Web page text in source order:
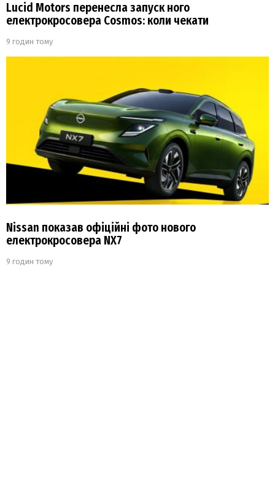
Lucid Motors перенесла запуск ного
електрокросовера Cosmos: коли чекати
9 годин тому
Nissan показав офіційні фото нового
електрокросовера NX7
9 годин тому